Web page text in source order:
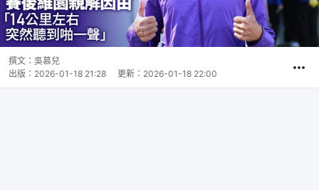
撰文： 吳慕兒
出版： 2026-01-18 21:28 更新： 2026-01-18 22:00